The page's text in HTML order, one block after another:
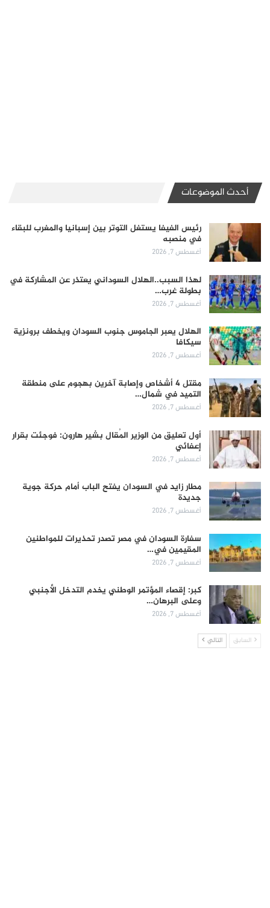
أحدث الموضوعات
رئيس الفيفا يستغل التوتر بين إسبانيا والمغرب للبقاء
في منصبه
أغسطس 7, 2026
لهذا السبب..الهلال السوداني يعتذر عن المشاركة في
بطولة غرب…
أغسطس 7, 2026
الهلال يعبر الجاموس جنوب السودان ويخطف برونزية
سيكافا
أغسطس 7, 2026
مقتل 4 أشخاص وإصابة آخرين بهجوم على منطقة
التميد في شمال…
أغسطس 7, 2026
أول تعليق من الوزير المُقال بشير هارون: فوجئت بقرار
إعفائي
أغسطس 7, 2026
مطار زايد في السودان يفتح الباب أمام حركة جوية
جديدة
أغسطس 7, 2026
سفارة السودان في مصر تصدر تحذيرات للمواطنين
المقيمين في…
أغسطس 7, 2026
كبر: إقصاء المؤتمر الوطني يخدم التدخل الأجنبي
وعلى البرهان…
أغسطس 7, 2026
السابق التالي